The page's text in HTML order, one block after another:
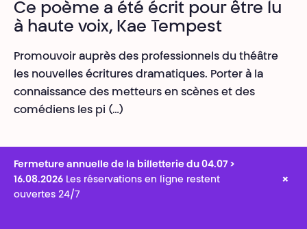
Ce poème a été écrit pour être lu
à haute voix, Kae Tempest
Promouvoir auprès des professionnels du théâtre
les nouvelles écritures dramatiques. Porter à la
connaissance des metteurs en scènes et des
comédiens les pi (…)
Fermeture annuelle de la billetterie du 04.07 >
16.08.2026 Les réservations en ligne restent
ouvertes 24/7
×